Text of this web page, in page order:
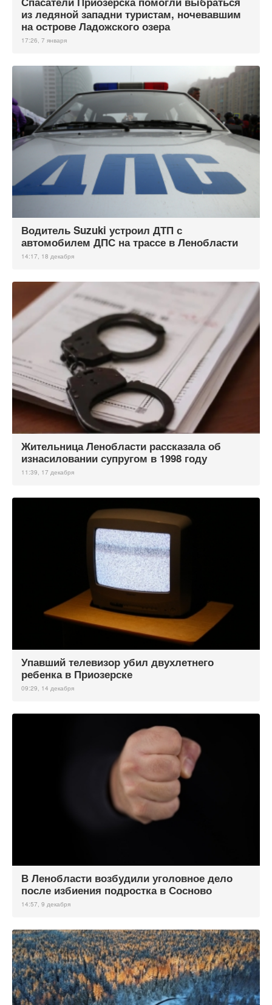
из ледяной западни туристам, ночевавшим
на острове Ладожского озера
17:26, 7 января
Водитель Suzuki устроил ДТП с
автомобилем ДПС на трассе в Ленобласти
14:17, 18 декабря
Жительница Ленобласти рассказала об
изнасиловании супругом в 1998 году
11:39, 17 декабря
Упавший телевизор убил двухлетнего
ребенка в Приозерске
09:29, 14 декабря
В Ленобласти возбудили уголовное дело
после избиения подростка в Сосново
14:57, 9 декабря